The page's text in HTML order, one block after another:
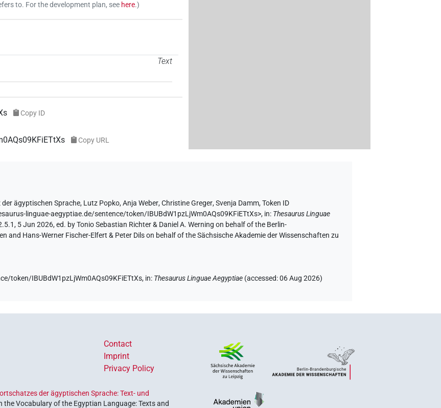
to. For the development plan, see here.)
Text
Copy ID
Copy URL
ägyptischen Sprache, Lutz Popko,Anja Weber,Christine Greger,Svenja Damm,Token ID
linguae-aegyptiae.de/sentence/token/IBUBdW1pzLjWm0AQs09KFiETtXs>, in: Thesaurus Linguae
5 Jun 2026, ed. by Tonio Sebastian Richter & Daniel A. Werning on behalf of the Berlin-
and Hans-Werner Fischer-Elfert & Peter Dils on behalf of the Sächsische Akademie der Wissenschaften zu
token/IBUBdW1pzLjWm0AQs09KFiETtXs, in: Thesaurus Linguae Aegyptiae (accessed:06 Aug 2026)
Contact
Imprint
Privacy Policy
der ägyptischen Sprache: Text- und
Vocabulary of the Egyptian Language: Texts and